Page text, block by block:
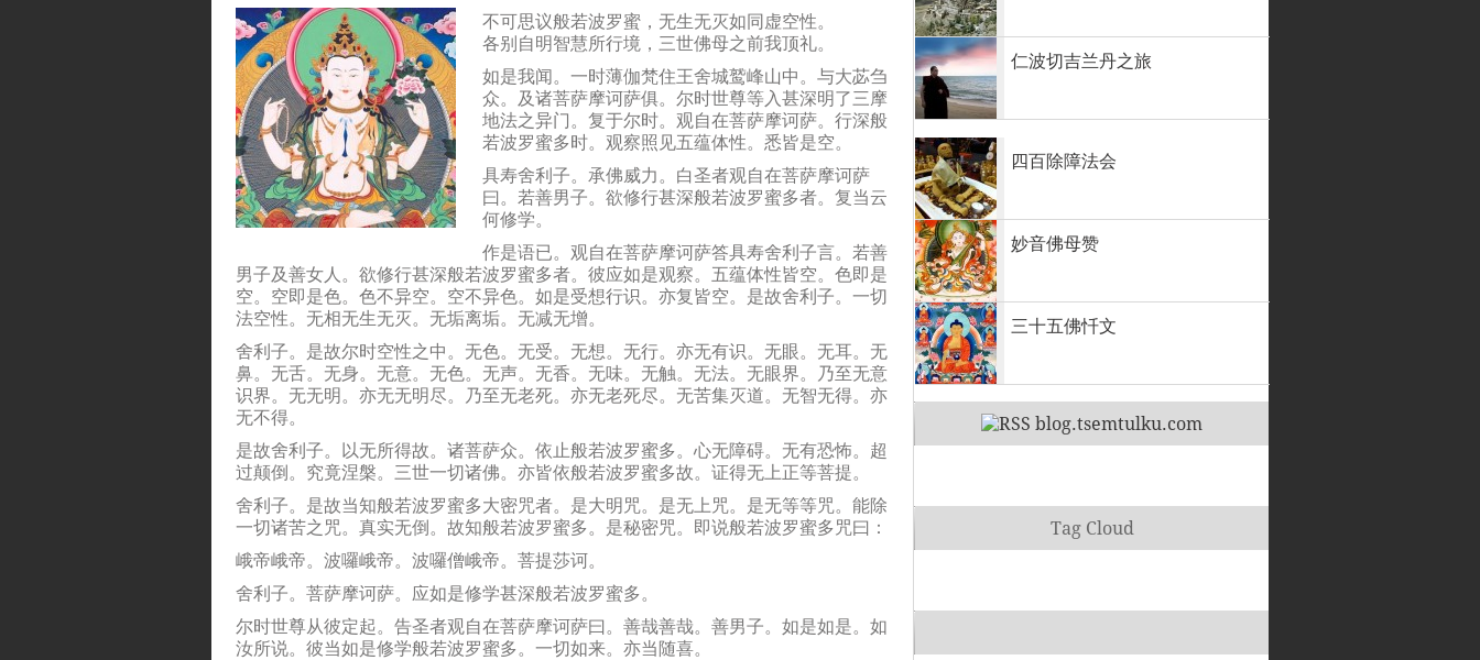
不可思议般若波罗蜜，无生无灭如同虚空性。
各别自明智慧所行境，三世佛母之前我顶礼。
如是我闻。一时薄伽梵住王舍城鹫峰山中。与大苾刍
众。及诸菩萨摩诃萨俱。尔时世尊等入甚深明了三摩
地法之异门。复于尔时。观自在菩萨摩诃萨。行深般
若波罗蜜多时。观察照见五蕴体性。悉皆是空。
具寿舍利子。承佛威力。白圣者观自在菩萨摩诃萨
曰。若善男子。欲修行甚深般若波罗蜜多者。复当云
何修学。
作是语已。观自在菩萨摩诃萨答具寿舍利子言。若善
男子及善女人。欲修行甚深般若波罗蜜多者。彼应如是观察。五蕴体性皆空。色即是
空。空即是色。色不异空。空不异色。如是受想行识。亦复皆空。是故舍利子。一切
法空性。无相无生无灭。无垢离垢。无减无增。
舍利子。是故尔时空性之中。无色。无受。无想。无行。亦无有识。无眼。无耳。无
鼻。无舌。无身。无意。无色。无声。无香。无味。无触。无法。无眼界。乃至无意
识界。无无明。亦无无明尽。乃至无老死。亦无老死尽。无苦集灭道。无智无得。亦
无不得。
是故舍利子。以无所得故。诸菩萨众。依止般若波罗蜜多。心无障碍。无有恐怖。超
过颠倒。究竟涅槃。三世一切诸佛。亦皆依般若波罗蜜多故。证得无上正等菩提。
舍利子。是故当知般若波罗蜜多大密咒者。是大明咒。是无上咒。是无等等咒。能除
一切诸苦之咒。真实无倒。故知般若波罗蜜多。是秘密咒。即说般若波罗蜜多咒曰：
峨帝峨帝。波囉峨帝。波囉僧峨帝。菩提莎诃。
舍利子。菩萨摩诃萨。应如是修学甚深般若波罗蜜多。
尔时世尊从彼定起。告圣者观自在菩萨摩诃萨曰。善哉善哉。善男子。如是如是。如
汝所说。彼当如是修学般若波罗蜜多。一切如来。亦当随喜。
仁波切吉兰丹之旅
四百除障法会
妙音佛母赞
三十五佛忏文
blog.tsemtulku.com
Tag Cloud